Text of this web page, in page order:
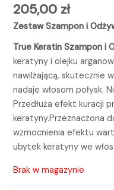
205,00 zł
Zestaw Szampon i
True Keratin Szampon i
keratyny i olejku
nawilżającą, skutecznie
nadaje włosom połysk.
Przedłuża efekt kuracji
keratyny.Przeznaczona
wzmocnienia efektu
ubytek keratyny we włos
Brak w magazynie